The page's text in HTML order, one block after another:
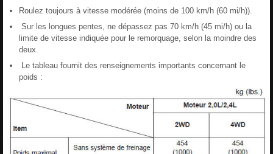
Roulez toujours à vitesse modérée (moins de 100 km/h (60 mi/h)).
Sur les longues pentes, ne dépassez pas 70 km/h (45 mi/h) ou la
limite de vitesse indiquée pour le remorquage, selon la moindre des
deux.
Le tableau fournit des renseignements importants concernant le
poids :